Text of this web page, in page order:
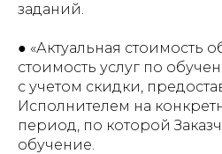
заданий.
● «Актуальная стоимость
стоимость услуг по
с учетом скидки,
Исполнителем на
период, по которой
обучение.